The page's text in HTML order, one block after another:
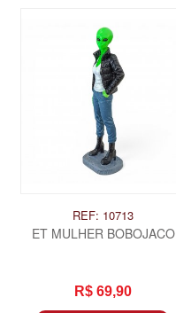
REF: 10713
ET MULHER BOBOJACO
R$ 69,90